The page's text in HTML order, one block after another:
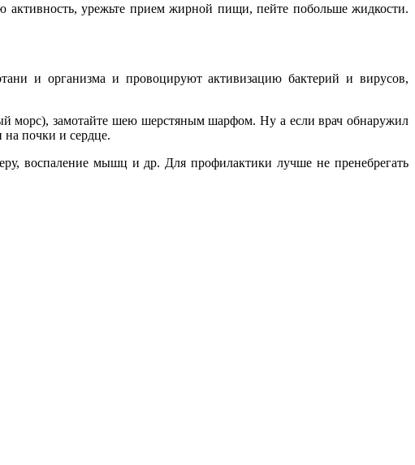
активность, урежьте прием жирной пищи, пейте побольше жидкости.
и организма и провоцируют активизацию бактерий и вирусов,
морс), замотайте шею шерстяным шарфом. Ну а если врач обнаружил
на почки и сердце.
воспаление мышц и др. Для профилактики лучше не пренебрегать